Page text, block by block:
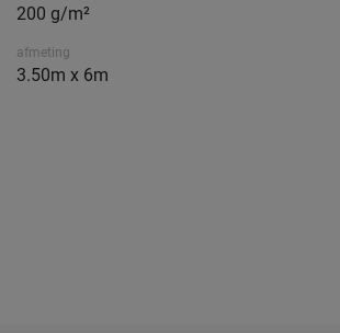
200 g/m²
afmeting
3.50m x 6m